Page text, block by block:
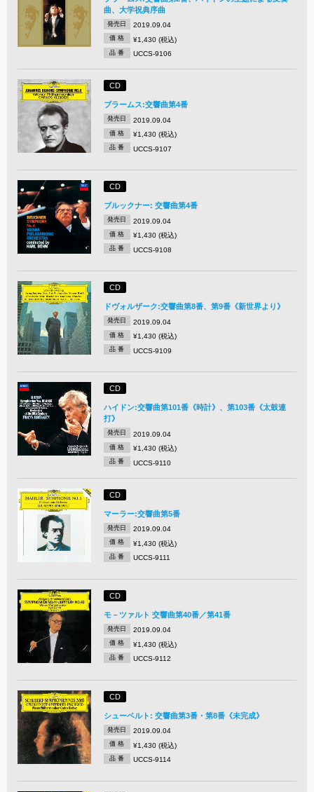
曲、大学祝典序曲
発売日 2019.09.04
価 格 ¥1,430 (税込)
品 番 UCCS-9106
CD
ブラームス:交響曲第4番
発売日 2019.09.04
価 格 ¥1,430 (税込)
品 番 UCCS-9107
CD
ブルックナー: 交響曲第4番
発売日 2019.09.04
価 格 ¥1,430 (税込)
品 番 UCCS-9108
CD
ドヴォルザーク:交響曲第8番、第9番《新世界より》
発売日 2019.09.04
価 格 ¥1,430 (税込)
品 番 UCCS-9109
CD
ハイドン:交響曲第101番《時計》、第103番《太鼓連
打》
発売日 2019.09.04
価 格 ¥1,430 (税込)
品 番 UCCS-9110
CD
マーラー:交響曲第5番
発売日 2019.09.04
価 格 ¥1,430 (税込)
品 番 UCCS-9111
CD
モ－ツァルト 交響曲第40番／第41番
発売日 2019.09.04
価 格 ¥1,430 (税込)
品 番 UCCS-9112
CD
シューベルト: 交響曲第3番・第8番《未完成》
発売日 2019.09.04
価 格 ¥1,430 (税込)
品 番 UCCS-9114